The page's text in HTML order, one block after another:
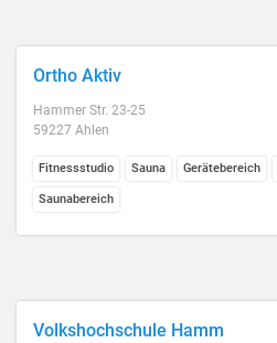
Ortho Aktiv
Hammer Str. 23-25
59227 Ahlen
Fitnessstudio Sauna Gerätebereich
Saunabereich
Volkshochschule Hamm